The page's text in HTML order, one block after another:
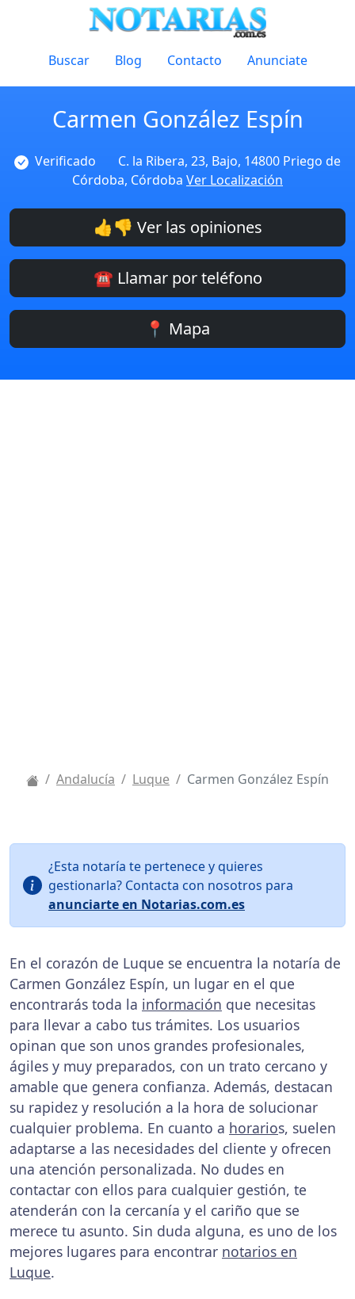
Buscar Blog Contacto Anunciate
Carmen González Espín
Verificado
C. la Ribera, 23, Bajo, 14800 Priego de
Córdoba, Córdoba Ver Localización
👍👎 Ver las opiniones
☎️ Llamar por teléfono
📍 Mapa
Andalucía Luque Carmen González Espín
¿Esta notaría te pertenece y quieres
gestionarla? Contacta con nosotros para
anunciarte en Notarias.com.es
En el corazón de Luque se encuentra la notaría de
Carmen González Espín, un lugar en el que
encontrarás toda la información que necesitas
para llevar a cabo tus trámites. Los usuarios
opinan que son unos grandes profesionales,
ágiles y muy preparados, con un trato cercano y
amable que genera confianza. Además, destacan
su rapidez y resolución a la hora de solucionar
cualquier problema. En cuanto a horarios, suelen
adaptarse a las necesidades del cliente y ofrecen
una atención personalizada. No dudes en
contactar con ellos para cualquier gestión, te
atenderán con la cercanía y el cariño que se
merece tu asunto. Sin duda alguna, es uno de los
mejores lugares para encontrar notarios en
Luque.